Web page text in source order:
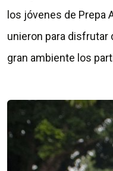
los jóvenes de Prepa
unieron para disfrutar
gran ambiente los